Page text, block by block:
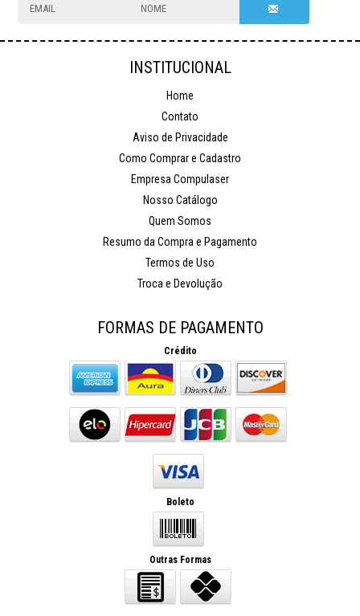
INSTITUCIONAL
Home
Contato
Aviso de Privacidade
Como Comprar e Cadastro
Empresa Compulaser
Nosso Catálogo
Quem Somos
Resumo da Compra e Pagamento
Termos de Uso
Troca e Devolução
FORMAS DE PAGAMENTO
Crédito
Boleto
Outras Formas